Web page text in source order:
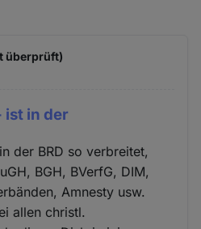
überprüft)
ist in der
der BRD so verbreitet,
BGH, BVerfG, DIM,
Amnesty usw.
allen christl.